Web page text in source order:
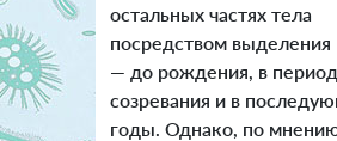
остальных частях тела
посредством выделения
— до рождения, в
созревания и в
годы. Однако, по